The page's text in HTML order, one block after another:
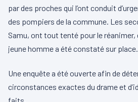
par des proches qui l’ont conduit
des pompiers de la commune. Les
Samu, ont tout tenté pour le réanimer,
jeune homme a été constaté sur place.
Une enquête a été ouverte afin de
circonstances exactes du drame et